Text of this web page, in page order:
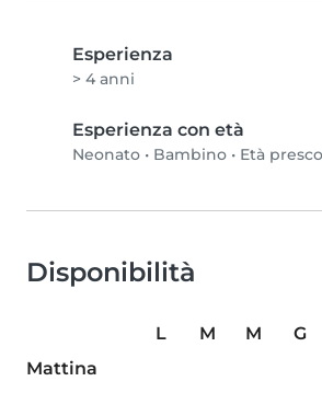
Esperienza
> 4 anni
Esperienza con età
Neonato • Bambino • Età
Disponibilità
L M M G
Mattina